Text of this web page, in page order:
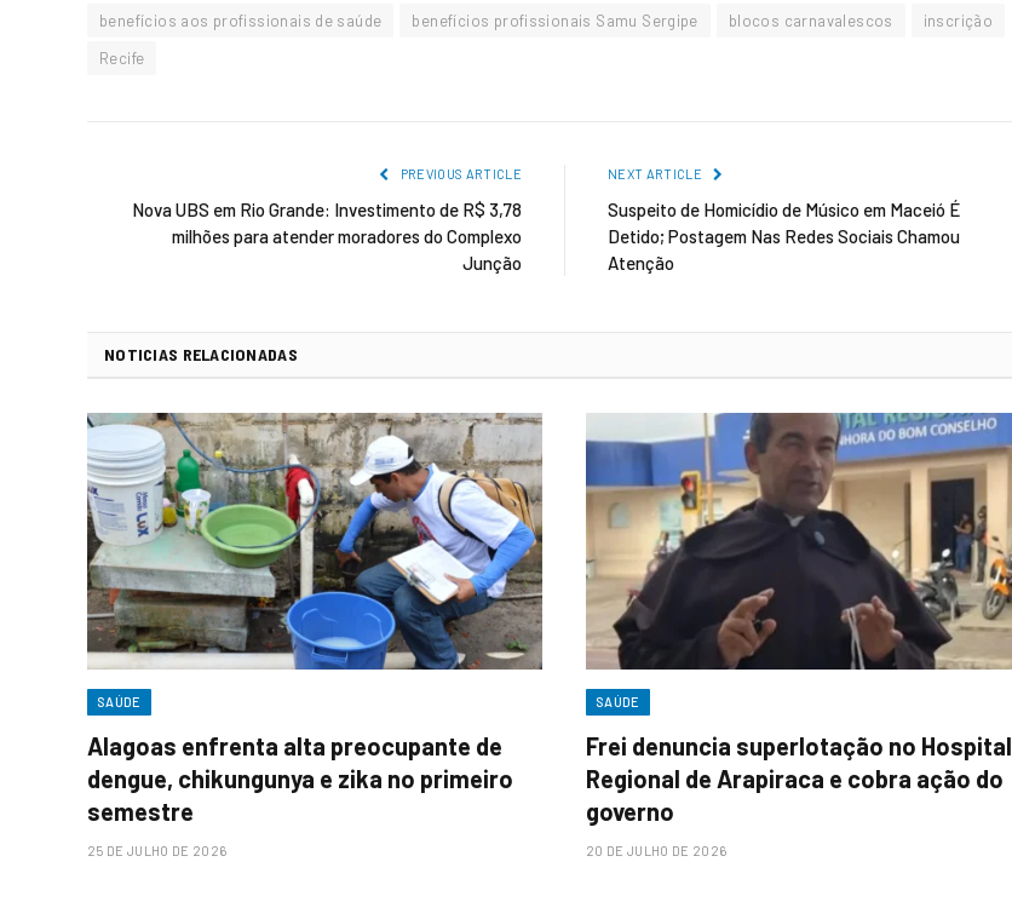
benefícios aos profissionais de saúde benefícios profissionais Samu Sergipe blocos carnavalescos
inscrição
Recife
PREVIOUS ARTICLE
Nova UBS em Rio Grande: Investimento de R$ 3,78
milhões para atender moradores do Complexo
Junção
NEXT ARTICLE
Suspeito de Homicídio de Músico em Maceió É
Detido; Postagem Nas Redes Sociais Chamou
Atenção
NOTICIAS RELACIONADAS
SAÚDE
Alagoas enfrenta alta preocupante de
dengue, chikungunya e zika no primeiro
semestre
25 DE JULHO DE 2026
SAÚDE
Frei denuncia superlotação no Hospital
Regional de Arapiraca e cobra ação do
governo
20 DE JULHO DE 2026